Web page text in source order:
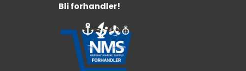
Baltic Hamble
Vindtett flytejakke
Materiale av softshell
Behagelig jakke som gir en god passform
Bli forhandler!